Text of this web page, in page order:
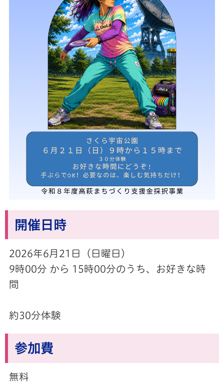
開催日時
2026年6月21 日（日曜日）
9時00分 から 15時00分のうち、お好きな時
間
約30分体験
参加費
無料